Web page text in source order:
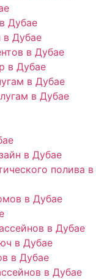
Дубае
в Дубае
в Дубае
в Дубае
в Дубае
в Дубае
в Дубае
полива в
в Дубае
в Дубае
в Дубае
в Дубае
в Дубае